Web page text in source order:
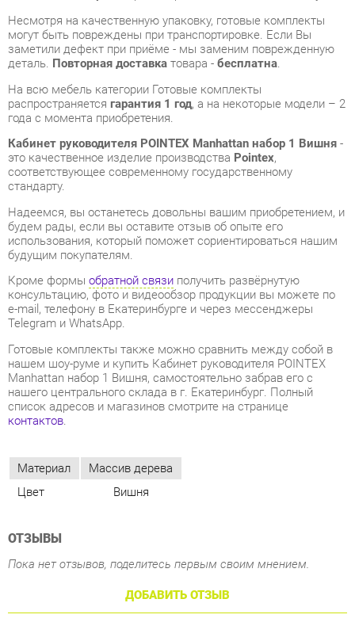
На всю мебель категории Готовые комплекты
распространяетсягарантия 1 год, а на некоторые модели – 2
года с момента приобретения.
Кабинет руководителя POINTEX Manhattan набор 1 Вишня
это качественное изделие производства
соответствующее современному государственному
стандарту.
Надеемся, вы останетесь довольны вашим приобретением, и
будем рады, если вы оставите отзыв об опыте его
использования, который поможет сориентироваться нашим
будущим покупателям.
консультацию, фото и видеообзор продукции вы можете по
e-mail, телефону в Екатеринбурге и через мессенджеры
Telegram и WhatsApp.
нашем шоу-руме и купить Кабинет руководителя POINTEX
Manhattan набор 1 Вишня, самостоятельно забрав его с
нашего центрального склада в г. Екатеринбург. Полный
список адресов и магазинов смотрите на странице
Материал
Массив дерева
Цвет
Вишня
Пока нет отзывов, поделитесь первым своим мнением.
ПОХОЖИЕ ТОВАРЫ